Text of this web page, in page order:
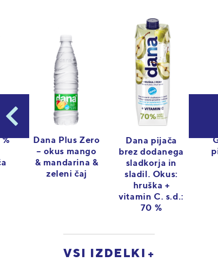
%
Dana Plus Zero
– okus mango
& mandarina &
zeleni čaj
Dana pijača
brez dodanega
sladkorja in
sladil. Okus:
hruška +
vitamin C. s.d.:
70 %
VSI IZDELKI